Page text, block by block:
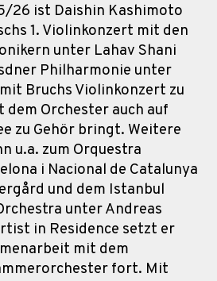
26 ist Daishin Kashimoto
1. Violinkonzert mit den
unter Lahav Shani
Philharmonie unter
Bruchs Violinkonzert zu
dem Orchester auch auf
zu Gehör bringt. Weitere
u.a. zum Orquestra
i Nacional de Catalunya
und dem Istanbul
unter Andreas
in Residence setzt er
mit dem
fort. Mit